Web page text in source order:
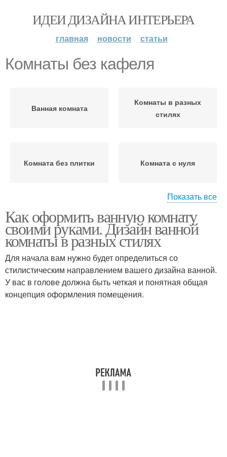
ИДЕИ ДИЗАЙНА ИНТЕРЬЕРА
главная новости статьи
Комнаты без кафеля
Ванная комната
Комнаты в разных
стилях
Комната без плитки Комната с нуля
Комната в частном доме
Показать все
Как оформить ванную комнату
своими руками. Дизайн ванной
комнаты в разных стилях
Для начала вам нужно будет определиться со
стилистическим направлением вашего дизайна ванной.
У вас в голове должна быть четкая и понятная общая
концепция оформления помещения.